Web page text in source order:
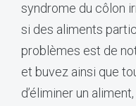
syndrome du côlon
si des aliments
problèmes est de
et buvez ainsi que
d’éliminer un